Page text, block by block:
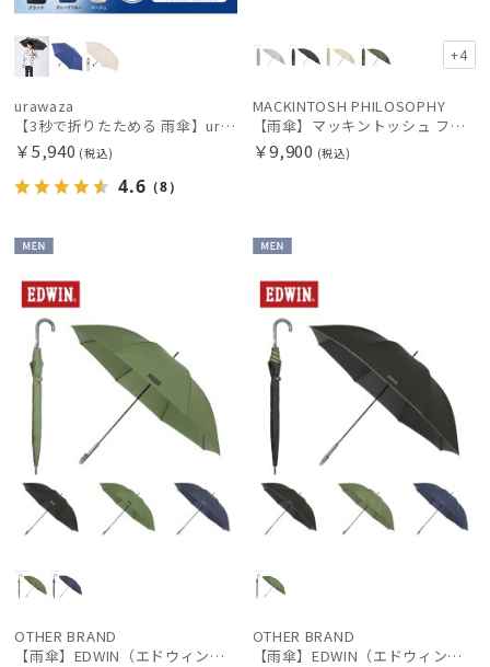
urawaza
【3秒で折りたためる 雨傘】urawaza(ウラワザ) slim 60cmUV プレーン UV加工 大きめ60cm
￥5,940 (税込)
4.6 （8）
+4
MACKINTOSH PHILOSOPHY
【雨傘】マッキントッシュ フィロソフィー (MACKINTOSH PHILOSOPHY) バーブレラ 軽量 無地 ロゴ 60cm
￥9,900 (税込)
OTHER BRAND
【雨傘】EDWIN（エドウィン）ボタンジャンプ傘 ステッチ×ロゴ 耐風傘 UV
OTHER BRAND
【雨傘】EDWIN（エドウィン）ボタンジャンプ傘 パイピング×ロゴ 耐風 大きめ